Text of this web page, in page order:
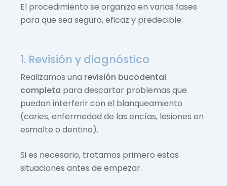
El procedimiento se organiza en varias fases
para que sea seguro, eficaz y predecible:
1. Revisión y diagnóstico
Realizamos una revisión bucodental
completa para descartar problemas que
puedan interferir con el blanqueamiento
(caries, enfermedad de las encías, lesiones en
esmalte o dentina).
Si es necesario, tratamos primero estas
situaciones antes de empezar.